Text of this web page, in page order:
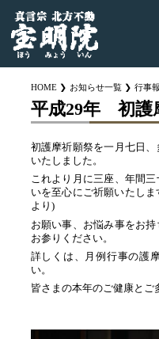
HOME お知らせ一覧 行事
平成29年 初護
初護摩祈願祭を一月七日
いたしました。
これより月に三座、年間
いを至心にご祈願いたし
より)
お願い事、お悩み事をお
お参りください。
詳しくは、月例行事の護
い。
皆さまの本年のご健康とご